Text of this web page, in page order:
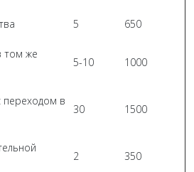
5 650
том же
5-10 1000
переходом в
30 1500
2 350